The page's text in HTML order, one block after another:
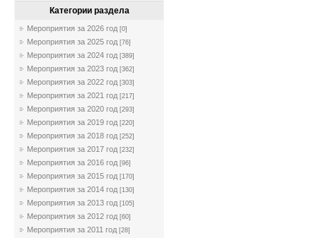
Категории раздела
Мероприятия за 2026 год [0]
Мероприятия за 2025 год [76]
Мероприятия за 2024 год [389]
Мероприятия за 2023 год [362]
Мероприятия за 2022 год [303]
Мероприятия за 2021 год [217]
Мероприятия за 2020 год [293]
Мероприятия за 2019 год [220]
Мероприятия за 2018 год [252]
Мероприятия за 2017 год [232]
Мероприятия за 2016 год [96]
Мероприятия за 2015 год [170]
Мероприятия за 2014 год [130]
Мероприятия за 2013 год [105]
Мероприятия за 2012 год [60]
Мероприятия за 2011 год [28]